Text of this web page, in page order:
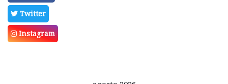
Twitter
Instagram